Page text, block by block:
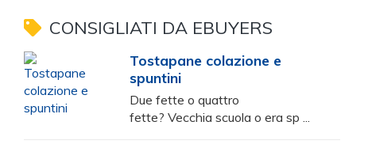
CONSIGLIATI DA EBUYERS
Tostapane colazione e
spuntini
Due fette o quattro
fette? Vecchia scuola o era sp ...